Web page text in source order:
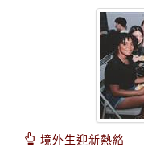
境外生迎新熱絡